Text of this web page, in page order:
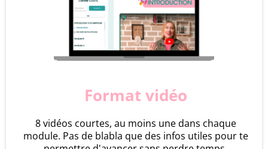
Format vidéo
8 vidéos courtes, au moins une dans chaque
module. Pas de blabla que des infos utiles pour te